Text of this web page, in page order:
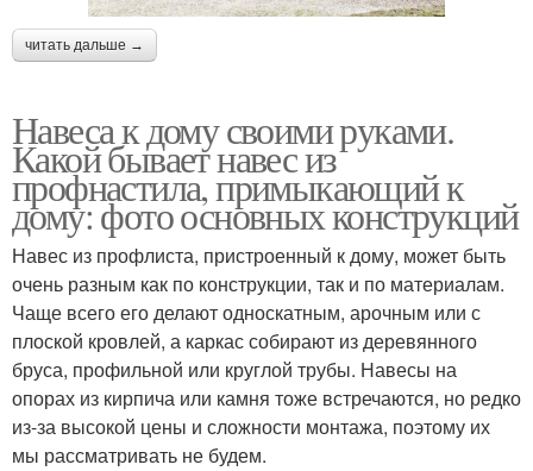
читать дальше →
Навеса к дому своими руками.
Какой бывает навес из
профнастила, примыкающий к
дому: фото основных конструкций
Навес из профлиста, пристроенный к дому, может быть
очень разным как по конструкции, так и по материалам.
Чаще всего его делают односкатным, арочным или с
плоской кровлей, а каркас собирают из деревянного
бруса, профильной или круглой трубы. Навесы на
опорах из кирпича или камня тоже встречаются, но редко
из-за высокой цены и сложности монтажа, поэтому их
мы рассматривать не будем.